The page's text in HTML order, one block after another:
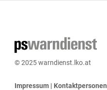
© 2025 warndienst.lko.at
Impressum | Kontaktpersonen